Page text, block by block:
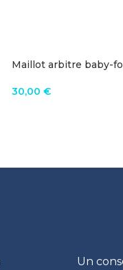
Maillot arbitre baby-
30,00 €
Un